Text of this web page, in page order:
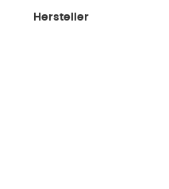
Hersteller